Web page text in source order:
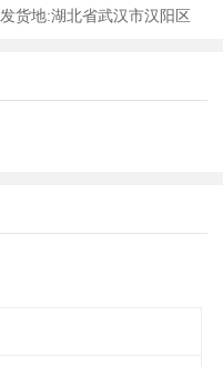
发货地:湖北省武汉市汉阳区